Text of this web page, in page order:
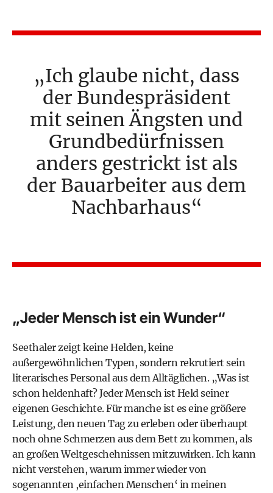
Ich glaube nicht, dass
der Bundespräsident
mit seinen Ängsten und
Grundbedürfnissen
anders gestrickt ist als
der Bauarbeiter aus dem
Nachbarhaus
„Jeder Mensch ist ein Wunder“
Seethaler zeigt keine Helden, keine
außergewöhnlichen Typen, sondern rekrutiert sein
literarisches Personal aus dem Alltäglichen. „Was ist
schon heldenhaft? Jeder Mensch ist Held seiner
eigenen Geschichte. Für manche ist es eine größere
Leistung, den neuen Tag zu erleben oder überhaupt
noch ohne Schmerzen aus dem Bett zu kommen, als
an großen Weltgeschehnissen mitzuwirken. Ich kann
nicht verstehen, warum immer wieder von
sogenannten ,einfachen Menschen‘ in meinen